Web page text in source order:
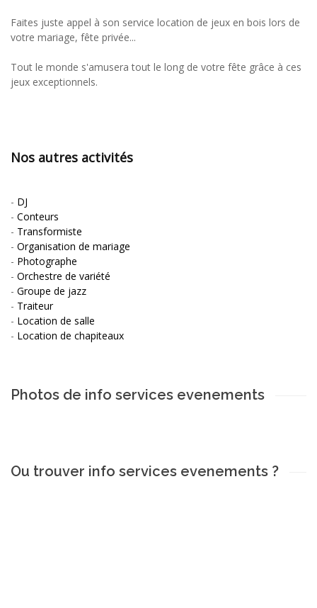
Faites juste appel à son service location de jeux en bois lors de
votre mariage, fête privée...
Tout le monde s'amusera tout le long de votre fête grâce à ces
jeux exceptionnels.
Nos autres activités
- DJ
- Conteurs
- Transformiste
- Organisation de mariage
- Photographe
- Orchestre de variété
- Groupe de jazz
- Traiteur
- Location de salle
- Location de chapiteaux
Photos de info services evenements
Ou trouver info services evenements ?